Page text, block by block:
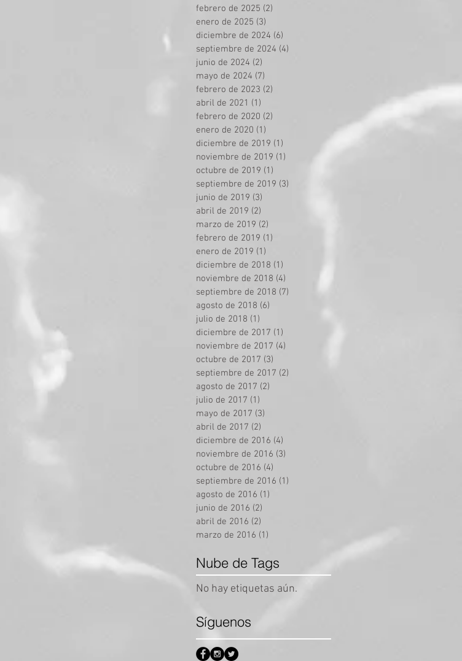
febrero de 2025 (2)
enero de 2025 (3)
diciembre de 2024 (6)
septiembre de 2024 (4)
junio de 2024 (2)
mayo de 2024 (7)
febrero de 2023 (2)
abril de 2021 (1)
febrero de 2020 (2)
enero de 2020 (1)
diciembre de 2019 (1)
noviembre de 2019 (1)
octubre de 2019 (1)
septiembre de 2019 (3)
junio de 2019 (3)
abril de 2019 (2)
marzo de 2019 (2)
febrero de 2019 (1)
enero de 2019 (1)
diciembre de 2018 (1)
noviembre de 2018 (4)
septiembre de 2018 (7)
agosto de 2018 (6)
julio de 2018 (1)
diciembre de 2017 (1)
noviembre de 2017 (4)
octubre de 2017 (3)
septiembre de 2017 (2)
agosto de 2017 (2)
julio de 2017 (1)
mayo de 2017 (3)
abril de 2017 (2)
diciembre de 2016 (4)
noviembre de 2016 (3)
octubre de 2016 (4)
septiembre de 2016 (1)
agosto de 2016 (1)
junio de 2016 (2)
abril de 2016 (2)
marzo de 2016 (1)
Nube de Tags
No hay etiquetas aún.
Síguenos